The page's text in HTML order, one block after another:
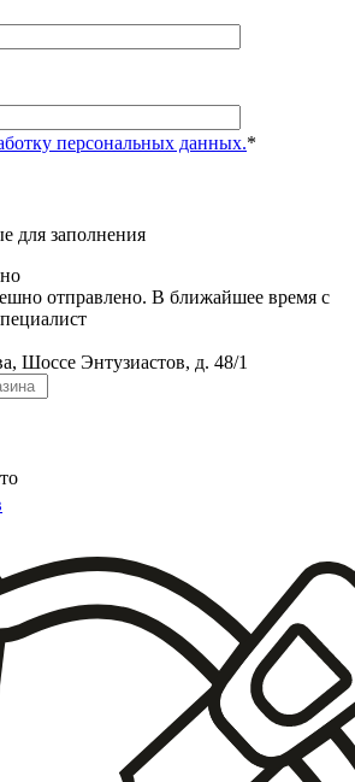
персональных данных.*
для заполнения
отправлено. В ближайшее время с
Шоссе Энтузиастов, д. 48/1